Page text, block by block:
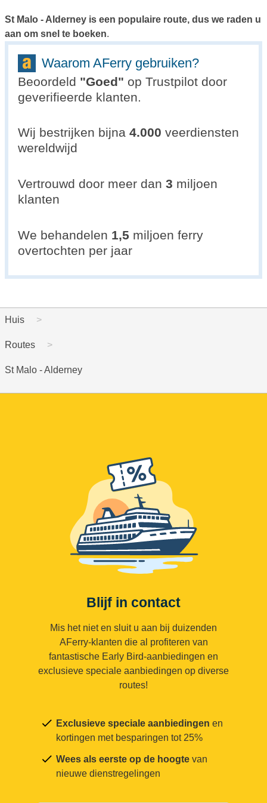
St Malo - Alderney is een populaire route, dus we raden u
aan om snel te boeken.
Waarom AFerry gebruiken?
Beoordeld "Goed" op Trustpilot door
geverifieerde klanten.
Wij bestrijken bijna 4.000 veerdiensten
wereldwijd
Vertrouwd door meer dan 3 miljoen
klanten
We behandelen 1,5 miljoen ferry
overtochten per jaar
Huis
Routes
St Malo - Alderney
Blijf in contact
Mis het niet en sluit u aan bij duizenden
AFerry-klanten die al profiteren van
fantastische Early Bird-aanbiedingen en
exclusieve speciale aanbiedingen op diverse
routes!
Exclusieve speciale aanbiedingen en
kortingen met besparingen tot 25%
Wees als eerste op de hoogte van
nieuwe dienstregelingen